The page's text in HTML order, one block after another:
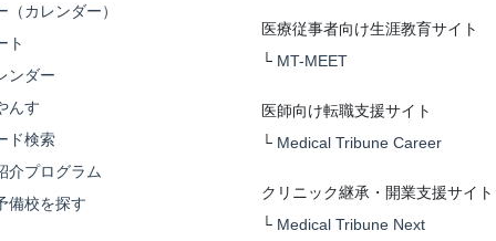
（カレンダー）
ト
ンダー
んす
ド検索
介プログラム
備校を探す
医療従事者向け生涯教育サイト
└ MT-MEET
医師向け転職支援サイト
└ Medical Tribune Career
クリニック継承・開業支援サイト
└ Medical Tribune Next